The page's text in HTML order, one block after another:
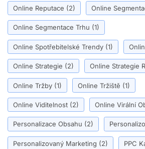
Online Reputace (2) Online
Online Segmentace Trhu (1)
Online Spotřebitelské Trendy (1)
Online Strategie (2) Online Strategie
Online Tržby (1) Online Tržiště (1)
Online Viditelnost (2) Online Virální
Personalizace Obsahu (2)
Personalizovaný Marketing (2) PPC